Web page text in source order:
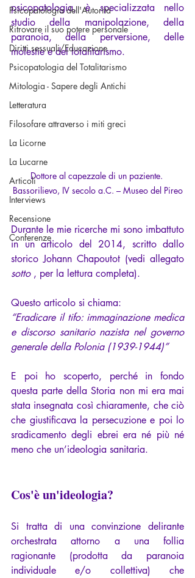
Psicopatologia dell'Autorità
Ritrovare il suo potere personale
Diritti sessuali/Educazione
Psicopatologia del Totalitarismo
Mitologia - Sapere degli Antichi
Letteratura
Filosofare attraverso i miti greci
La Licorne
La Lucarne
Articoli
Interviews
Recensione
Conferenze
psicopatologia, è specializzata nello
studio della manipolazione, della
paranoia, della perversione, delle
molestie e del totalitarismo.
Dottore al capezzale di un paziente.
Bassorilievo, IV secolo a.C. – Museo del Pireo
Durante le mie ricerche mi sono imbattuto
in un articolo del 2014, scritto dallo
sotto , per la lettura completa).
Questo articolo si chiama:
“Eradicare il tifo: immaginazione medica
e discorso sanitario nazista nel governo
generale della Polonia (1939-1944)”
E poi ho scoperto, perché in fondo
questa parte della Storia non mi era mai
stata insegnata così chiaramente, che ciò
che giustificava la persecuzione e poi lo
sradicamento degli ebrei era né più né
meno che un’ideologia sanitaria.
Cos'è un'ideologia?
Si tratta di una convinzione delirante
orchestrata attorno a una follia
ragionante (prodotta da paranoia
individuale e/o collettiva) che